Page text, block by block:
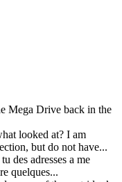
Mega Drive back in the
looked at? I am
but do not have...
des adresses a me
quelques...